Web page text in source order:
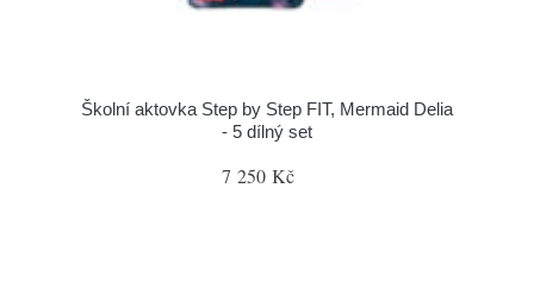
Školní aktovka Step by Step FIT, Mermaid Delia
- 5 dílný set
7 250 Kč